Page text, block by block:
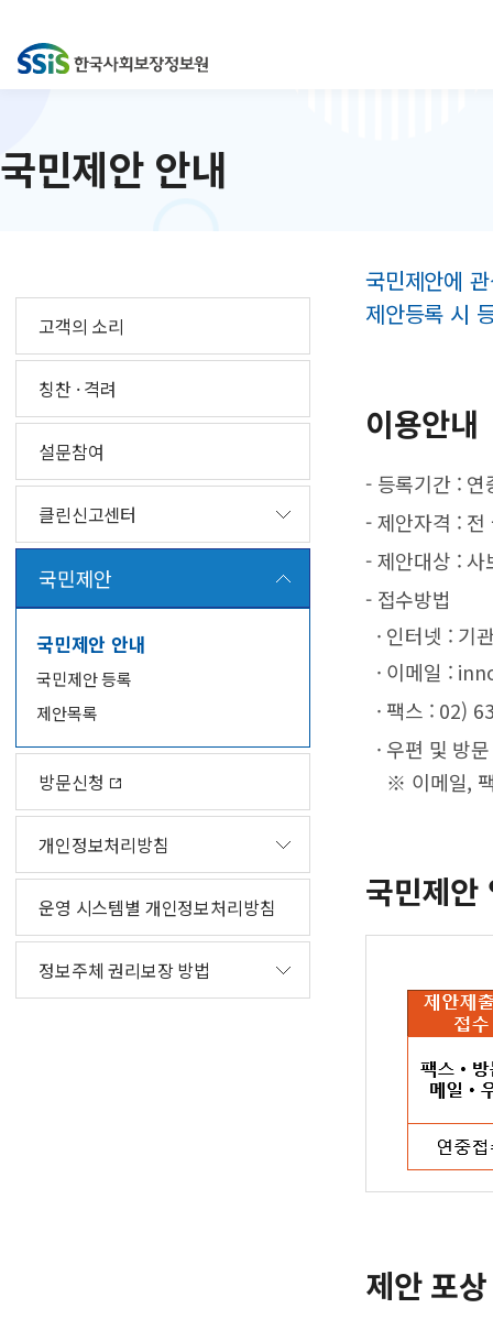
국민제안 안내
고객의 소리
칭찬 · 격려
설문참여
클린신고센터
국민제안
국민제안 안내
국민제안 등록
제안목록
방문신청
개인정보처리방침
운영 시스템별 개인정보처리방침
정보주체 권리보장 방법
국민제안에
제안등록 시
이용안내
- 등록기간 : 연
- 제안자격 : 전
- 제안대상 : 사
- 접수방법
· 인터넷 : 기
· 이메일 :
· 팩스 : 02)
· 우편 및 방
※ 이메일, 팩
국민제안
제안 포